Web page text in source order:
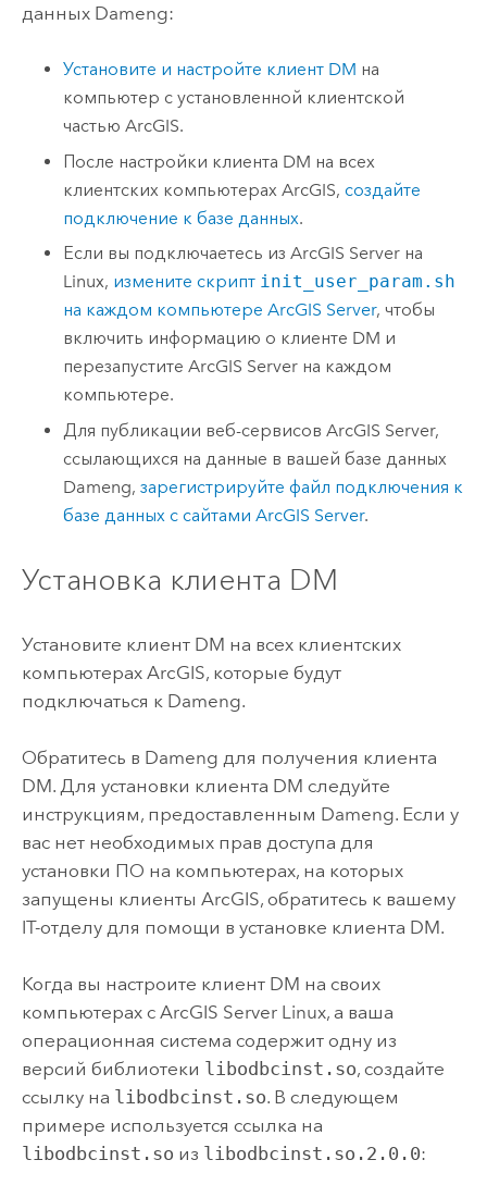
данных Dameng:
Установите и настройте клиент DM на
компьютер с установленной клиентской
частью ArcGIS.
После настройки клиента DM на всех
клиентских компьютерах ArcGIS,создайте
подключение к базе данных.
Если вы подключаетесь изArcGIS Server на
Linux, измените скрипт init_user_param.sh
на каждом компьютереArcGIS Server, чтобы
включить информацию о клиенте DM и
перезапуститеArcGIS Server на каждом
компьютере.
Для публикации веб-сервисовArcGIS Server,
ссылающихся на данные в вашей базе данных
Dameng,зарегистрируйте файл подключения к
базе данных с сайтамиArcGIS Server.
Установка клиента DM
Установите клиент DM на всех клиентских
компьютерах ArcGIS, которые будут
подключаться к Dameng.
Обратитесь в Dameng для получения клиента
DM. Для установки клиента DM следуйте
инструкциям, предоставленным Dameng. Если у
вас нет необходимых прав доступа для
установки ПО на компьютерах, на которых
запущены клиенты ArcGIS, обратитесь к вашему
IT-отделу для помощи в установке клиента DM.
Когда вы настроите клиент DM на своих
компьютерах с ArcGIS Server Linux, а ваша
операционная система содержит одну из
версий библиотеки libodbcinst.so, создайте
ссылку на libodbcinst.so. В следующем
примере используется ссылка на
libodbcinst.so из libodbcinst.so.2.0.0: